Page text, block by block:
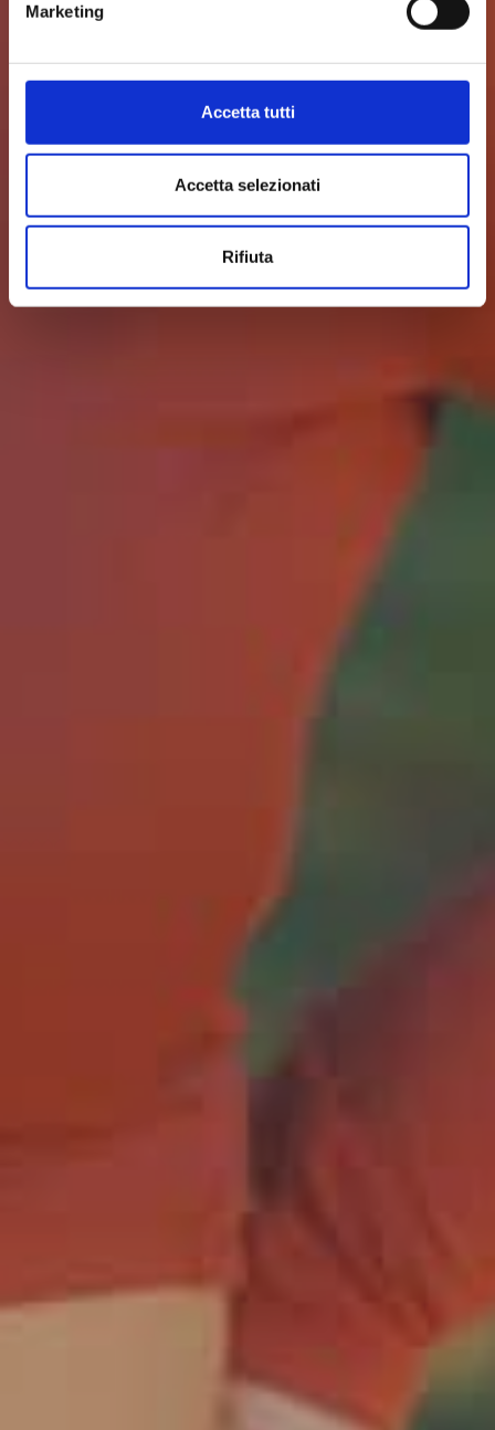
Marketing
Accetta tutti
Accetta selezionati
Rifiuta
Per l'esperto della Salute
Carotenuto